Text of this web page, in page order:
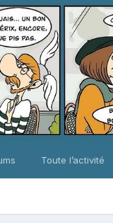
Toute l’activité